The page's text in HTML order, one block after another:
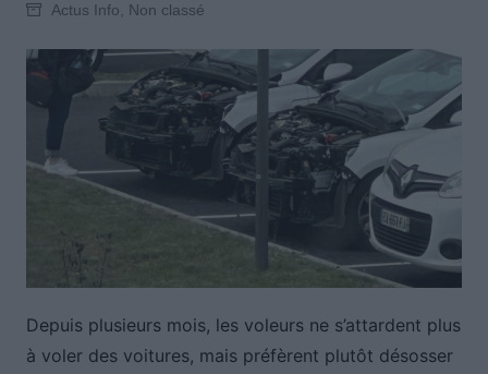
Actus Info, Non classé
Depuis plusieurs mois, les voleurs ne s’attardent plus
à voler des voitures, mais préfèrent plutôt désosser